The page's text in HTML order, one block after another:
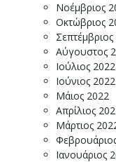
Νοέμβριος
Οκτώβριος
Αύγουστος
Ιούλιος 2022
Ιούνιος 2022
Μάιος 2022
Απρίλιος
Μάρτιος
Ιανουάριος